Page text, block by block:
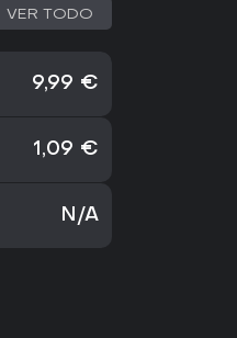
VER TODO
9,99 €
1,09 €
N/A